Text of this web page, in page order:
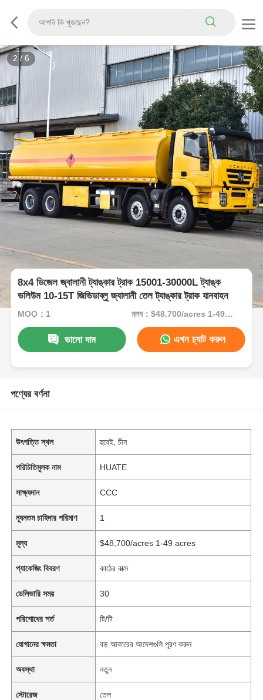
3 / 6
8x4 ডিজেল জ্বালানী ট্যাঙ্কার ট্রাক 15001-30000L ট্যাঙ্ক
ভলিউম 10-15T জিভিডাব্লু জ্বালানী তেল ট্যাঙ্কার ট্রাক যানবাহন
MOQ：1 মূল্য：$48,700/acres 1-49 acres
ভালো দাম এখন চ্যাট করুন
পণ্যের বর্ণনা
উৎপত্তি স্থল হুবেই, চীন
পরিচিতিমুলক নাম HUATE
সাক্ষ্যদান CCC
ন্যূনতম চাহিদার পরিমাণ 1
মূল্য $48,700/acres 1-49 acres
প্যাকেজিং বিবরণ কাঠের বাক্স
ডেলিভারি সময় 30
পরিশোধের শর্ত টি/টি
যোগানের ক্ষমতা বড় আকারের আদেশগুলি পূরণ করুন
অবস্থা নতুন
স্টোরেজ তেল